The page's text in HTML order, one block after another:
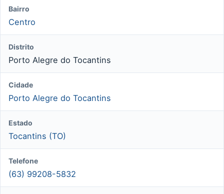
Bairro
Centro
Distrito
Porto Alegre do Tocantins
Cidade
Porto Alegre do Tocantins
Estado
Tocantins (TO)
Telefone
(63) 99208-5832